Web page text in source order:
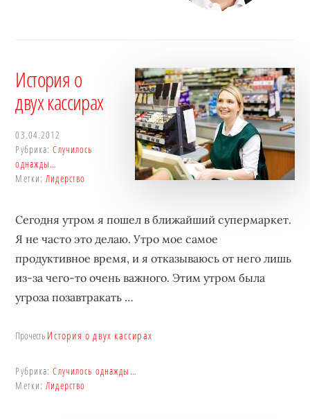
История о
двух кассирах
03.04.2012
Рубрика:Случилось
однажды…
Метки: Лидерство
Сегодня утром я пошел в ближайший супермаркет.
Я не часто это делаю. Утро мое самое
продуктивное время, и я отказываюсь от него лишь
из-за чего-то очень важного. Этим утром была
угроза позавтракать …
Прочесть История о двух кассирах
Рубрика:Случилось однажды…
Метки: Лидерство